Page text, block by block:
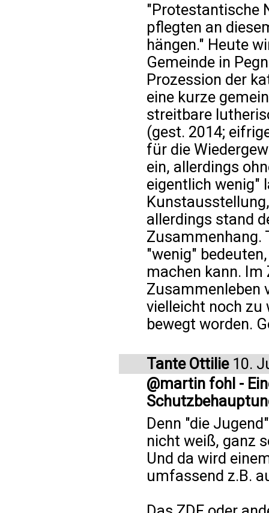
"Protestantische
pflegten an
hängen." Heute
Gemeinde in
Prozession der
eine kurze
streitbare
(gest. 2014;
für die
ein, allerdings
eigentlich wenig"
allerdings stand
Zusammenhang.
"wenig"
machen kann.
Zusammenleben
vielleicht noch zu
bewegt worden.
Tante Ottilie10.
@martin fohl -
Denn "die
nicht weiß, ganz
Und da wird
umfassend z.B.